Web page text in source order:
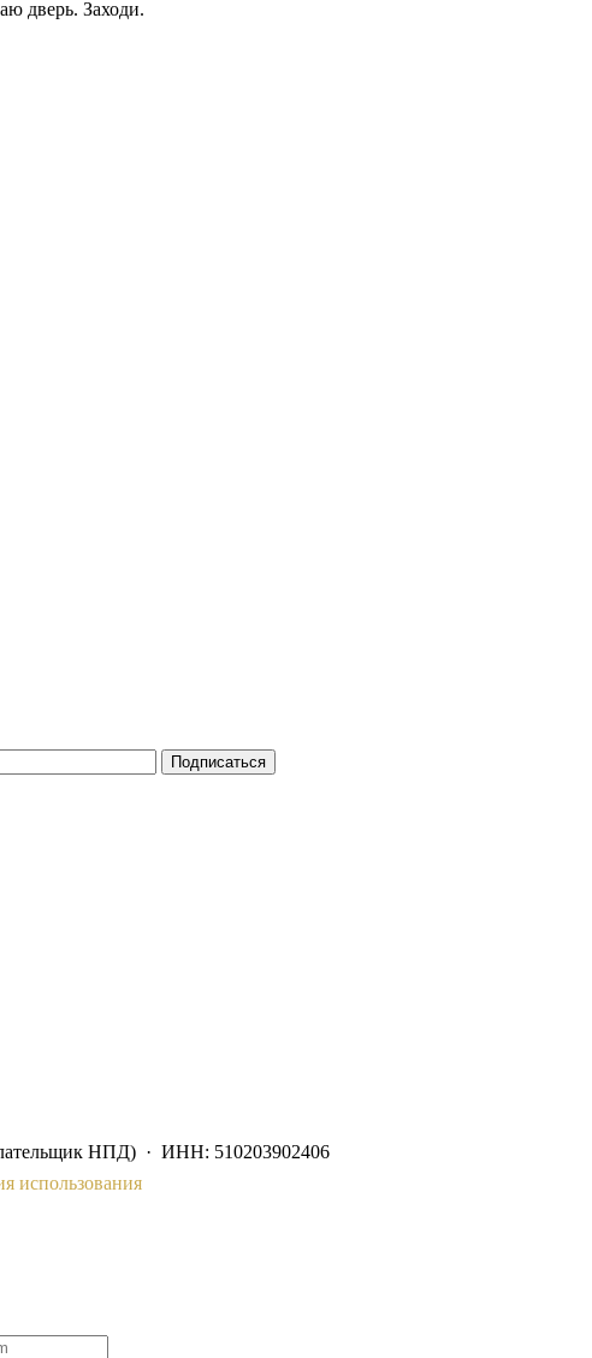
дверь. Заходи.
Подписаться
НПД) · ИНН: 510203902406
использования